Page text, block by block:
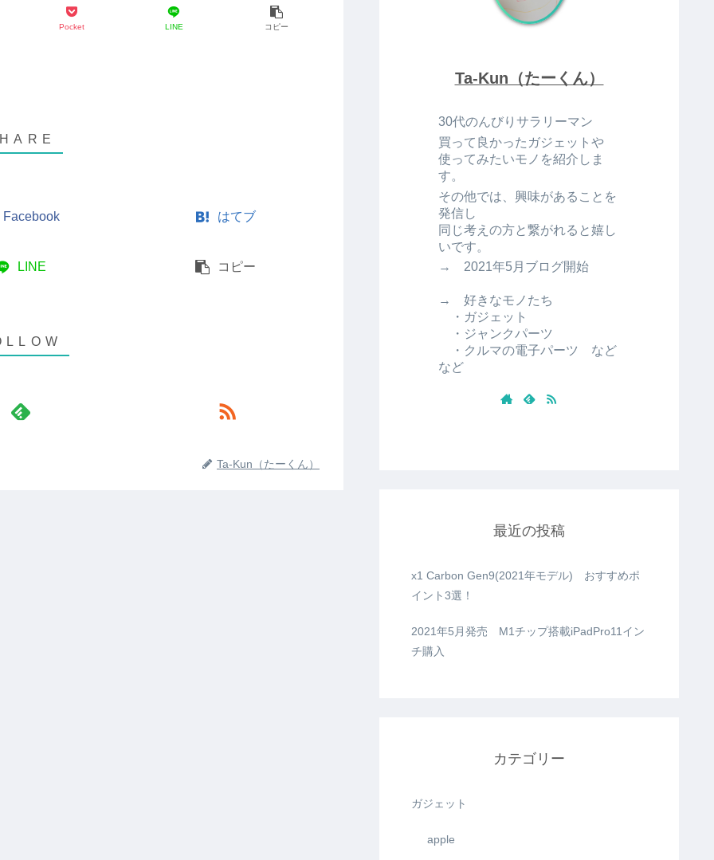
Pocket LINE コピー
Facebook はてブ
LINE コピー
Ta-Kun（たーくん）
Ta-Kun（たーくん）
30代のんびりサラリーマン
買って良かったガジェットや
使ってみたいモノを紹介しま
す。
その他では、興味があることを
発信し
同じ考えの方と繋がれると嬉し
いです。
→ 2021年5月ブログ開始
→ 好きなモノたち
・ガジェット
・ジャンクパーツ
・クルマの電子パーツ など
など
最近の投稿
x1 Carbon Gen9(2021年モデル) おすすめポ
イント3選！
2021年5月発売 M1チップ搭載iPadPro11イン
チ購入
カテゴリー
ガジェット
apple